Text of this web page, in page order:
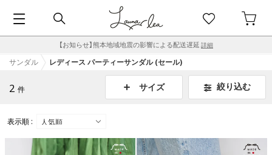
【お知らせ】熊本地域地震の影響による配送遅延 詳細
サンダル レディース パーティーサンダル (セール)
2 件 サイズ 絞り込む
表示順 :